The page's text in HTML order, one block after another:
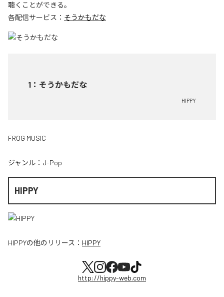
聴くことができる。
各配信サービス： そうかもだな
1 ： そうかもだな
HIPPY
FROG MUSIC
ジャンル： J-Pop
HIPPY
HIPPYの他のリリース： HIPPY
http://hippy-web.com